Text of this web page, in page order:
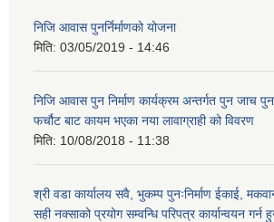
निजि आवास पुनर्निर्माणको योजना
मिति: 03/05/2019 - 14:46
निजि आवास पुन निर्माण कार्यक्रम अन्तर्गत पुन जाच पुन
फर्चौट बाट कायम भएका नया लावाग्राही को विवरण
मिति: 10/08/2018 - 11:38
श्री वडा कार्यालय सवै, भुकम्प पुनःनिर्माण ईकाई,
सही नक्साको प्रयोग सम्वन्धि परिपत्र कार्यान्वयन गर्न